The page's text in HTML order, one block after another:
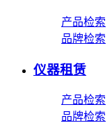
产品检索
品牌检索
仪器租赁
产品检索
品牌检索